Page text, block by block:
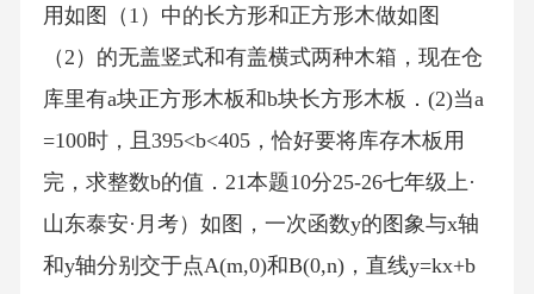
用如图（1）中的长方形和正方形木做如图
（2）的无盖竖式和有盖横式两种木箱，现在仓
库里有a块正方形木板和b块长方形木板．(2)当a
=100时，且395<b<405，恰好要将库存木板用
完，求整数b的值．21本题10分25-26七年级上·
山东泰安·月考）如图，一次函数y的图象与x轴
和y轴分别交于点A(m,0)和B(0,n)，直线y=kx+b